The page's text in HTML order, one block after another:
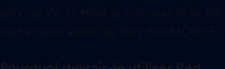
service Wi-Fi, mais la connexion se fait
via ta carte eSIM de Red Bull MOBILE).